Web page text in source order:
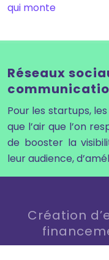
qui monte
Réseaux
Pour les startups,
que l’air que l’on
de booster la
leur audience,
Création